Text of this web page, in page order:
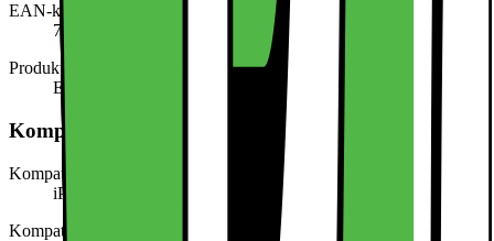
EAN-kode
7340225426944
Produkttype
Etui til mobiltelefon
Kompatibilitet
Kompatibel med (model/serie)
iPhone 16
Kompatibel med (mærke)